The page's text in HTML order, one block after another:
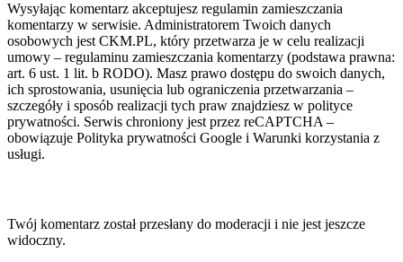
Wysyłając komentarz akceptujesz regulamin zamieszczania
komentarzy w serwisie. Administratorem Twoich danych
osobowych jest CKM.PL, który przetwarza je w celu realizacji
umowy – regulaminu zamieszczania komentarzy (podstawa prawna:
art. 6 ust. 1 lit. b RODO). Masz prawo dostępu do swoich danych,
ich sprostowania, usunięcia lub ograniczenia przetwarzania –
szczegóły i sposób realizacji tych praw znajdziesz w polityce
prywatności. Serwis chroniony jest przez reCAPTCHA –
obowiązuje Polityka prywatności Google i Warunki korzystania z
usługi.
Twój komentarz został przesłany do moderacji i nie jest jeszcze
widoczny.